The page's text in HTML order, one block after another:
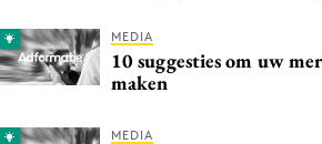
MEDIA
10 suggesties om uw
maken
MEDIA